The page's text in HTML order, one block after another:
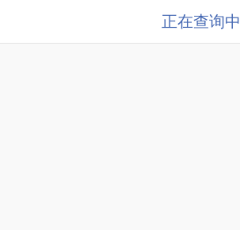
正在查询中